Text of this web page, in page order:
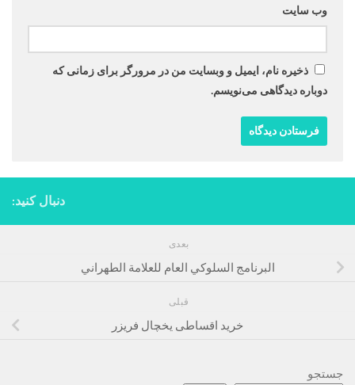
وب‌ سایت
ذخیره نام، ایمیل و وبسایت من در مرورگر برای زمانی که
دوباره دیدگاهی می‌نویسم.
دنبال کنید:
بعدی
البرنامج السلوكي العام للعلامة الطهراني
قبلی
خرید اقساطی یخچال فریزر
جستجو